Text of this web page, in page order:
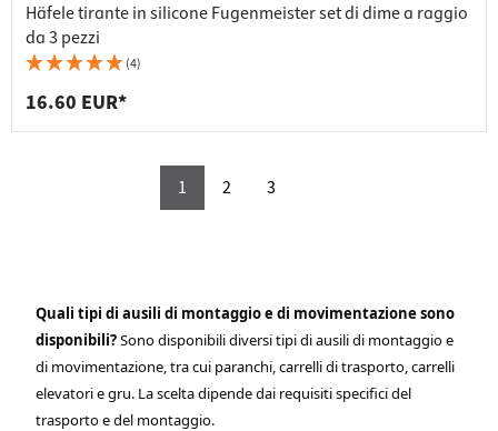
Häfele tirante in silicone Fugenmeister set di dime a raggio
da 3 pezzi
(4)
16.60 EUR*
1 2 3
Quali tipi di ausili di montaggio e di movimentazione sono
disponibili?Sono disponibili diversi tipi di ausili di montaggio e
di movimentazione, tra cui paranchi, carrelli di trasporto, carrelli
elevatori e gru. La scelta dipende dai requisiti specifici del
trasporto e del montaggio.